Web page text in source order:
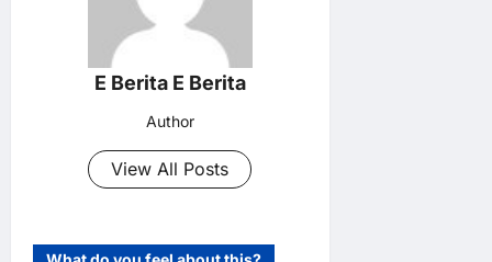
E Berita E Berita
Author
View All Posts